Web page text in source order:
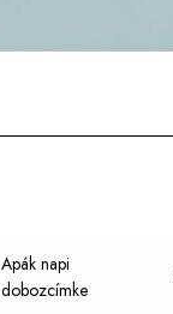
Apák napi
dobozcímke